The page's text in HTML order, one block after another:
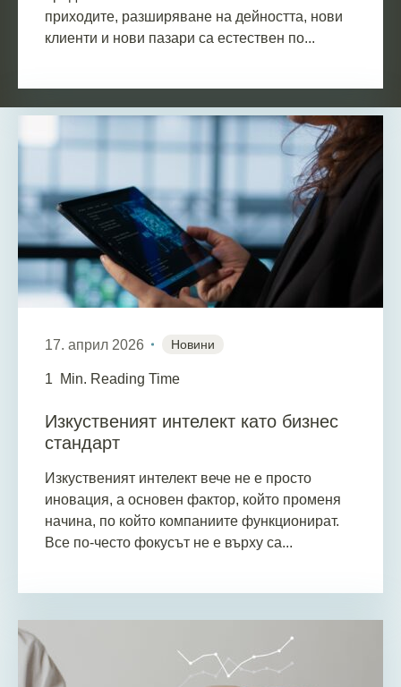
приходите, разширяване на дейността, нови
клиенти и нови пазари са естествен по...
17. април 2026 Новини
1 Min. Reading Time
Изкуственият интелект като бизнес
стандарт
Изкуственият интелект вече не е просто
иновация, а основен фактор, който променя
начина, по който компаниите функционират.
Все по-често фокусът не е върху са...